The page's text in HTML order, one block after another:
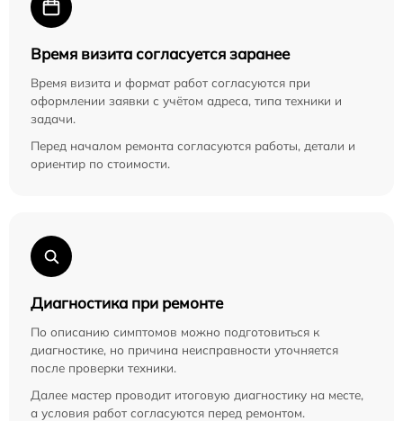
Время визита согласуется заранее
Время визита и формат работ согласуются при
оформлении заявки с учётом адреса, типа техники и
задачи.
Перед началом ремонта согласуются работы, детали и
ориентир по стоимости.
Диагностика при ремонте
По описанию симптомов можно подготовиться к
диагностике, но причина неисправности уточняется
после проверки техники.
Далее мастер проводит итоговую диагностику на месте,
а условия работ согласуются перед ремонтом.